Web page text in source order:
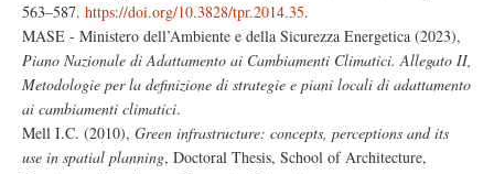
563–587. https://doi.org/10.3828/tpr.2014.35.
MASE - Ministero dell’Ambiente e della Sicurezza Energetica (2023),
Piano Nazionale di Adattamento ai Cambiamenti Climatici. Allegato II,
Metodologie per la definizione di strategie e piani locali di adattamento
ai cambiamenti climatici.
Mell I.C. (2010), Green infrastructure: concepts, perceptions and its
use in spatial planning, Doctoral Thesis, School of Architecture,